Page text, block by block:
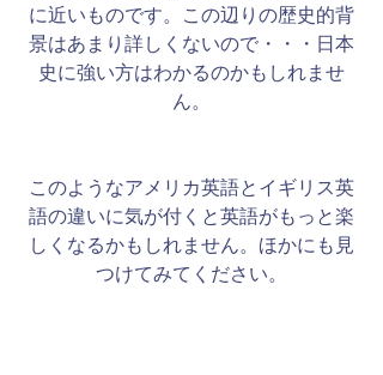
に近いものです。この辺りの歴史的背
景はあまり詳しくないので・・・日本
史に強い方はわかるのかもしれませ
ん。
​このようなアメリカ英語とイギリス英
語の違いに気が付くと英語がもっと楽
しくなるかもしれません。ほかにも見
つけてみてください。